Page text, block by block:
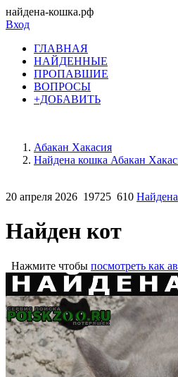
найдена-кошка.рф
Вход
ГЛАВНАЯ
НАЙДЕННЫЕ
ПРОПАВШИЕ
ВОПРОСЫ
+ДОБАВИТЬ
Абакан Хакасия
Найдена кошка Абакан
20 апреля 2026 19725 610
Найден кот
Нажмите чтобы посмотреть как